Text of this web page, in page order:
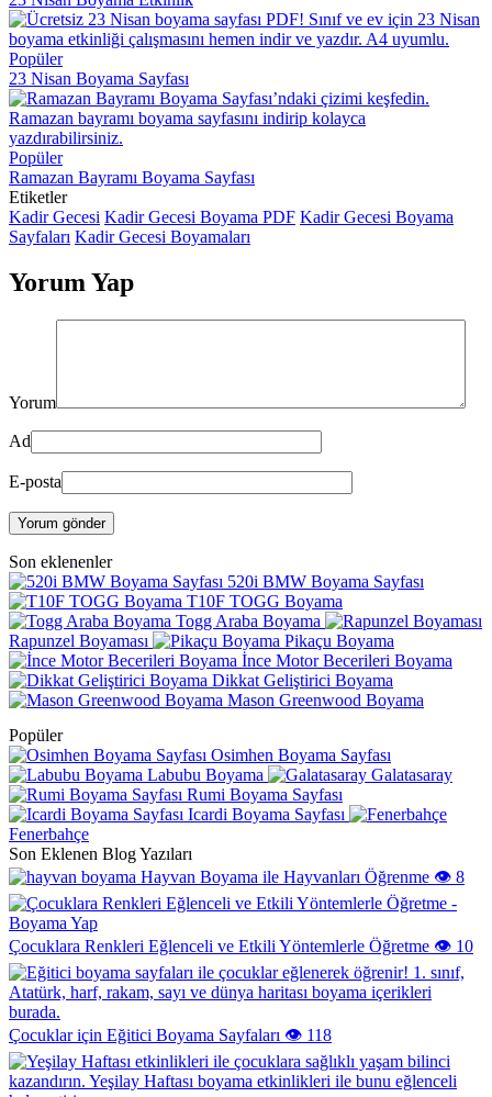
Popüler
23 Nisan Boyama Sayfası
Popüler
Ramazan Bayramı Boyama Sayfası
Etiketler
Kadir Gecesi Kadir Gecesi Boyama PDF Kadir Gecesi Boyama
Sayfaları Kadir Gecesi Boyamaları
Yorum Yap
Yorum
Ad
E-posta
Yorum gönder
Son eklenenler
520i BMW Boyama Sayfası
T10F TOGG Boyama
Togg Araba Boyama
Rapunzel Boyaması
Pikaçu Boyama
İnce Motor Becerileri Boyama
Dikkat Geliştirici Boyama
Mason Greenwood Boyama
Popüler
Osimhen Boyama Sayfası
Labubu Boyama
Galatasaray
Rumi Boyama Sayfası
Icardi Boyama Sayfası
Fenerbahçe
Son Eklenen Blog Yazıları
Hayvan Boyama ile Hayvanları Öğrenme 👁️ 8
Çocuklara Renkleri Eğlenceli ve Etkili Yöntemlerle Öğretme 👁️ 10
Çocuklar için Eğitici Boyama Sayfaları 👁️ 118